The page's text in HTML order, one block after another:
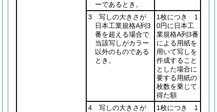
ーであるとき。
3 写しの大きさが
日本工業規格A列3
番を超える場合で
当該写しがカラー
以外のものである
とき。
1枚につき 1
0円に日本工
業規格A列3番
による用紙を
用いて写しを
作成すること
とした場合に
要する用紙の
枚数を乗じて
得た額
4 写しの大きさが
1枚につき 1